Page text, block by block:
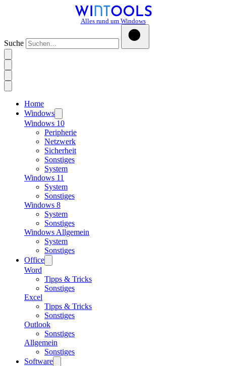
Alles rund um Windows
Suche
Home
Windows
Windows 10
Peripherie
Netzwerk
Sicherheit
Sonstiges
System
Windows 11
System
Sonstiges
Windows 8
System
Sonstiges
Windows Allgemein
System
Sonstiges
Office
Word
Tipps & Tricks
Sonstiges
Excel
Tipps & Tricks
Sonstiges
Outlook
Sonstiges
Allgemein
Sonstiges
Software